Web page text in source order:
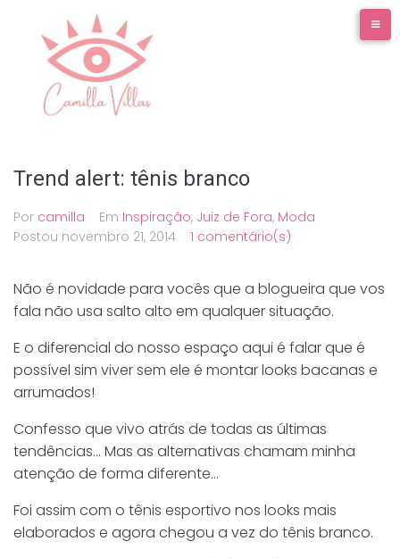
conteúdo
Trend alert: tênis branco
Por camilla Em Inspiração, Juiz de Fora, Moda
Postou novembro 21, 2014 1 comentário(s)
Não é novidade para vocês que a blogueira que vos
fala não usa salto alto em qualquer situação.
E o diferencial do nosso espaço aqui é falar que é
possível sim viver sem ele é montar looks bacanas e
arrumados!
Confesso que vivo atrás de todas as últimas
tendências… Mas as alternativas chamam minha
atenção de forma diferente…
Foi assim com o tênis esportivo nos looks mais
elaborados e agora chegou a vez do tênis branco.